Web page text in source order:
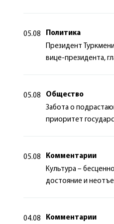
05.08
Политика
Президент
вице-президента,
05.08
Общество
Забота о
приоритет
05.08
Комментарии
Культура –
достояние и
04.08
Комментарии